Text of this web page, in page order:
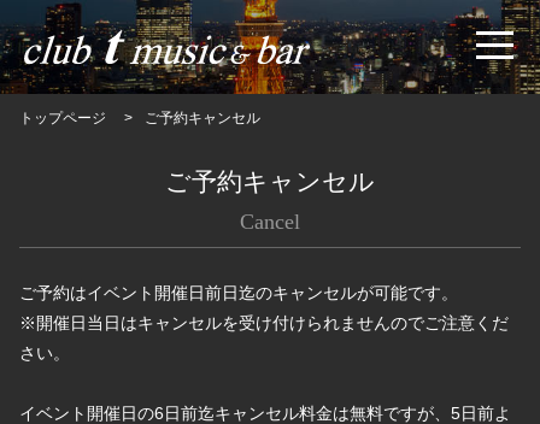
トップページ ご予約キャンセル
ご予約キャンセル
Cancel
ご予約はイベント開催日前日迄のキャンセルが可能です。
※開催日当日はキャンセルを受け付けられませんのでご注意くだ
さい。
イベント開催日の6日前迄キャンセル料金は無料ですが、5日前よ